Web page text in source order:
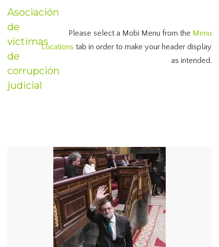
Asociación
de
víctimas
de
corrupción
judicial
Please select a Mobi Menu from the Menu
Locations tab in order to make your header display
as intended.